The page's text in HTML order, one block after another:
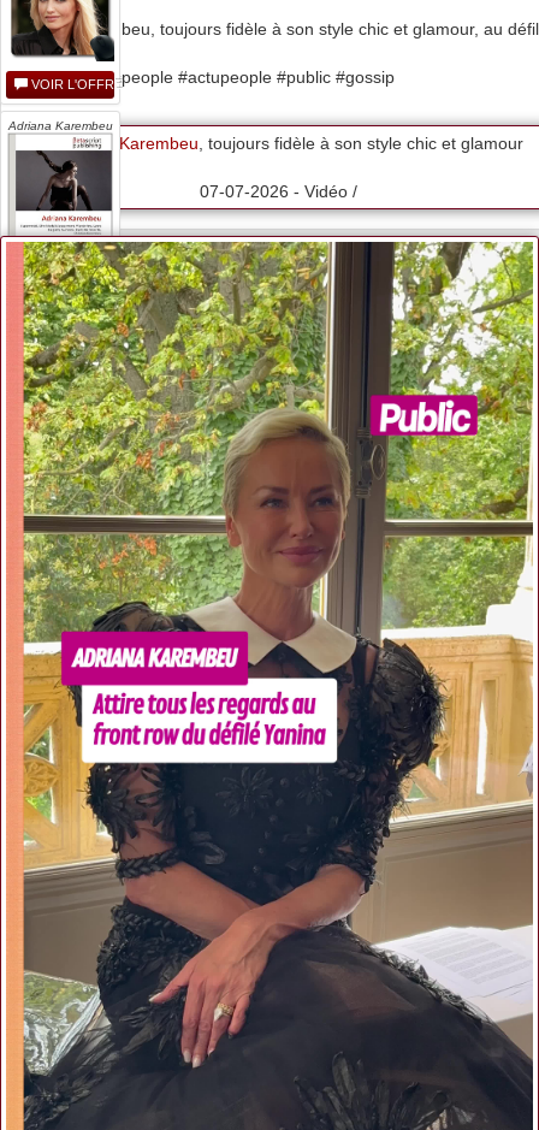
#adrianakarembeu, toujours fidèle à son style chic et glamour, au
Yanina
#people #newspeople #actupeople #public #gossip
Adriana Karembeu, toujours fidèle à son style chic et glamour
07-07-2026 - Vidéo /
VOIR L'OFFRE
Adriana Karembeu
VOIR L'OFFRE